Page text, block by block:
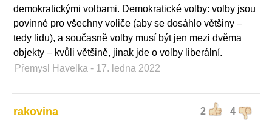
demokratickými volbami. Demokratické volby: volby jsou
povinné pro všechny voliče (aby se dosáhlo většiny –
tedy lidu), a současně volby musí být jen mezi dvěma
objekty – kvůli většině, jinak jde o volby liberální.
Přemysl Havelka - 17. ledna 2022
2 4
rakovina